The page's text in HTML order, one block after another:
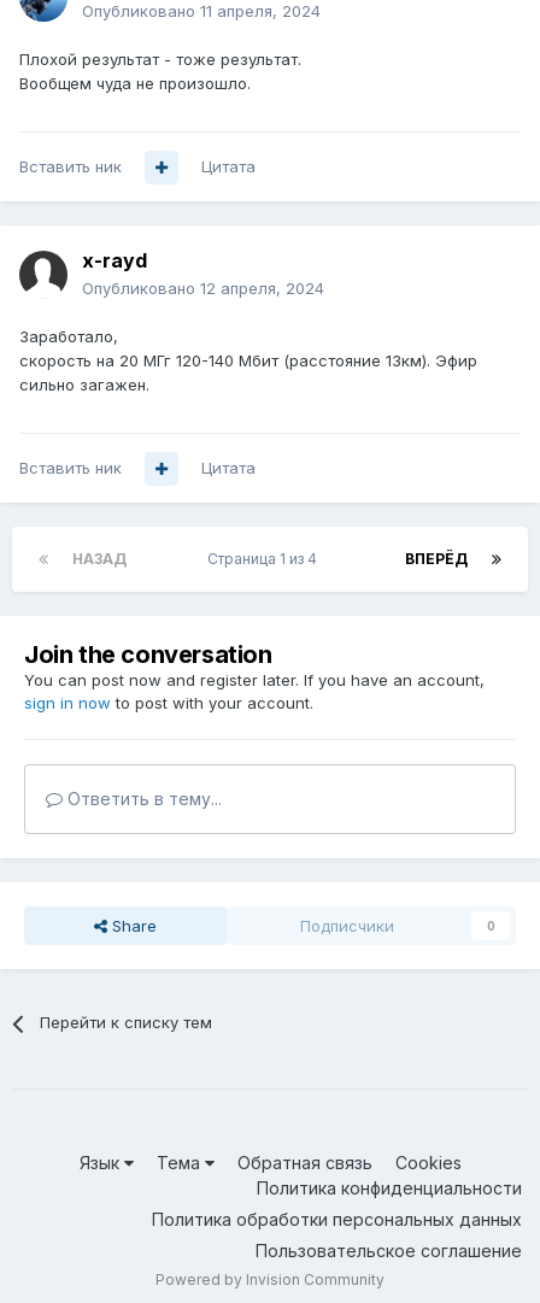
Опубликовано 11 апреля, 2024
Плохой результат - тоже результат.
Вообщем чуда не произошло.
Вставить ник Цитата
x-rayd
Опубликовано 12 апреля, 2024
Заработало,
скорость на 20 МГг 120-140 Мбит (расстояние 13км). Эфир
сильно загажен.
Вставить ник Цитата
НАЗАД ВПЕРЁД
Страница 1 из 4
Join the conversation
You can post now and register later. If you have an account,
sign in now to post with your account.
Ответить в тему...
Share Подписчики 0
Перейти к списку тем
Язык Тема Обратная связь
Cookies
Политика конфиденциальности
Политика обработки персональных данных
Пользовательское соглашение
Powered by Invision Community